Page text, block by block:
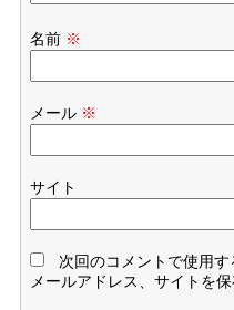
名前 ※
メール ※
サイト
次回のコメントで使用す
メールアドレス、サイトを保